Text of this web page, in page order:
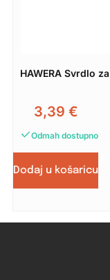
HAWERA Svrdlo
3,39 €
Odmah dostupno
Dodaj u košaricu